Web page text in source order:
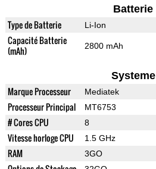
Batterie
Type de Batterie Li-Ion
Capacité Batterie
(mAh)
2800 mAh
Systeme
Marque Processeur Mediatek
Processeur Principal MT6753
# Cores CPU 8
Vitesse horloge CPU 1.5 GHz
RAM 3GO